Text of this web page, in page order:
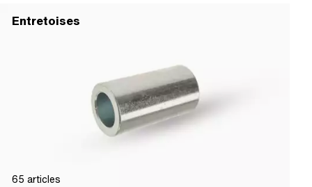
Entretoises
65 articles